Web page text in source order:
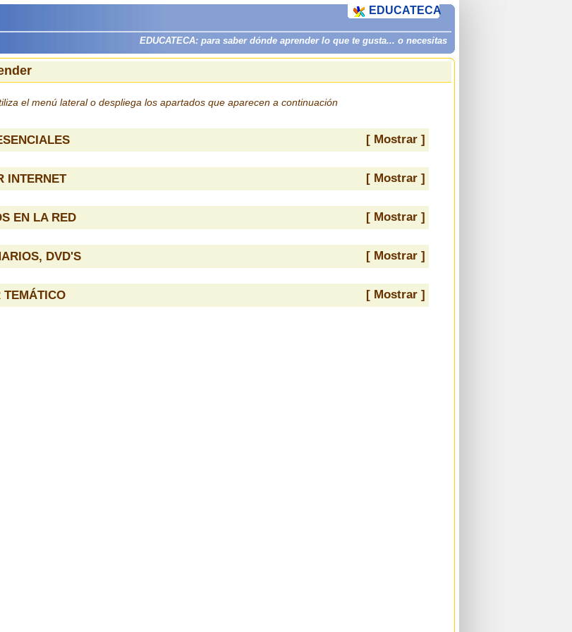
EDUCATECA: para saber dónde aprender lo que te gusta... o necesitas
EDUCATECA
el menú lateral o despliega los apartados que aparecen a continuación
[ Mostrar ]
INTERNET [ Mostrar ]
EN LA RED [ Mostrar ]
DVD'S [ Mostrar ]
TEMÁTICO [ Mostrar ]